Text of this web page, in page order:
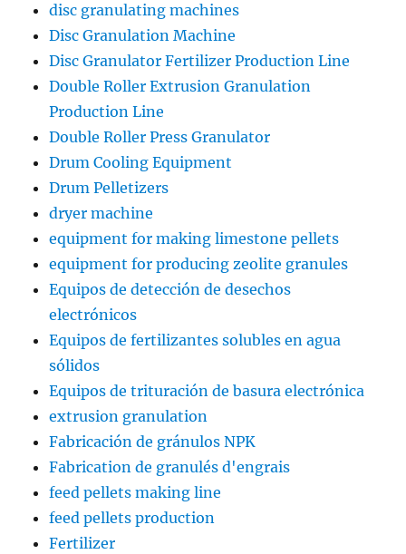
disc granulating machines
Disc Granulation Machine
Disc Granulator Fertilizer Production Line
Double Roller Extrusion Granulation
Production Line
Double Roller Press Granulator
Drum Cooling Equipment
Drum Pelletizers
dryer machine
equipment for making limestone pellets
equipment for producing zeolite granules
Equipos de detección de desechos
electrónicos
Equipos de fertilizantes solubles en agua
sólidos
Equipos de trituración de basura electrónica
extrusion granulation
Fabricación de gránulos NPK
Fabrication de granulés d'engrais
feed pellets making line
feed pellets production
Fertilizer